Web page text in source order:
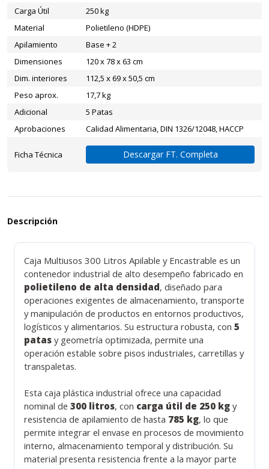
Carga Útil
250 kg
Material
Polietileno (HDPE)
Apilamiento
Base + 2
Dimensiones
120 x 78 x 63 cm
Dim. interiores
112,5 x 69 x 50,5 cm
Peso aprox.
17,7 kg
Adicional
5 Patas
Aprobaciones
Calidad Alimentaria, DIN 1326/12048, HACCP
Ficha Técnica Descargar FT. Completa
Descripción
Caja Multiusos 300 Litros Apilable y Encastrable es un
contenedor industrial de alto desempeño fabricado en
polietileno de alta densidad, diseñado para
operaciones exigentes de almacenamiento, transporte
y manipulación de productos en entornos productivos,
logísticos y alimentarios. Su estructura robusta, con 5
patasy geometría optimizada, permite una
operación estable sobre pisos industriales, carretillas y
transpaletas.
Esta caja plástica industrial ofrece una capacidad
nominal de 300 litros, con carga útil de 250 kgy
resistencia de apilamiento de hasta 785 kg, lo que
permite integrar el envase en procesos de movimiento
interno, almacenamiento temporal y distribución. Su
material presenta resistencia frente a la mayor parte